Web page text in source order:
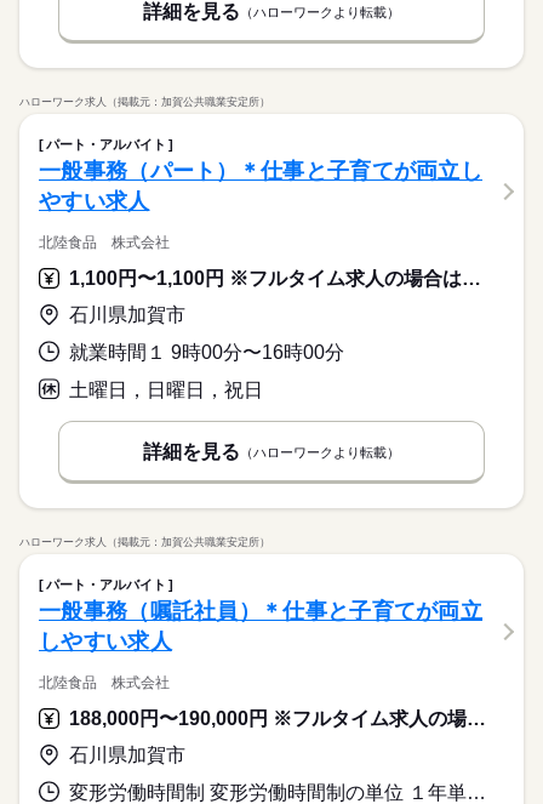
詳細を見る （ハローワークより転載）
ハローワーク求人（掲載元：加賀公共職業安定所）
パート・アルバイト
一般事務（パート）＊仕事と子育てが両立し
やすい求人
北陸食品 株式会社
1,100円〜1,100円 ※フルタイム求人の場合は月額（換算額）、パート求人の場合は時間額を表示しています。
石川県加賀市
就業時間１ 9時00分〜16時00分
土曜日，日曜日，祝日
詳細を見る （ハローワークより転載）
ハローワーク求人（掲載元：加賀公共職業安定所）
パート・アルバイト
一般事務（嘱託社員）＊仕事と子育てが両立
しやすい求人
北陸食品 株式会社
188,000円〜190,000円 ※フルタイム求人の場合は月額（換算額）、パート求人の場合は時間額を表示しています。
石川県加賀市
変形労働時間制 変形労働時間制の単位 １年単位 就業時間１ 8時00分〜17時00分